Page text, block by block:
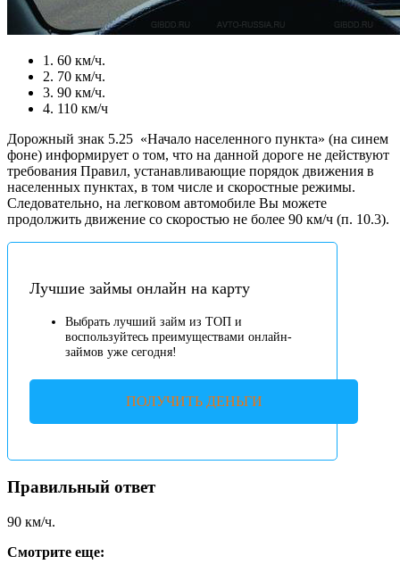
1. 60 км/ч.
2. 70 км/ч.
3. 90 км/ч.
4. 110 км/ч
Дорожный знак 5.25 «Начало населенного пункта» (на синем
фоне) информирует о том, что на данной дороге не действуют
требования Правил, устанавливающие порядок движения в
населенных пунктах, в том числе и скоростные режимы.
Следовательно, на легковом автомобиле Вы можете
продолжить движение со скоростью не более 90 км/ч (п. 10.3).
Лучшие займы онлайн на карту
Выбрать лучший займ из ТОП и
воспользуйтесь преимуществами онлайн-
займов уже сегодня!
ПОЛУЧИТЬ ДЕНЬГИ
Правильный ответ
90 км/ч.
Смотрите еще: